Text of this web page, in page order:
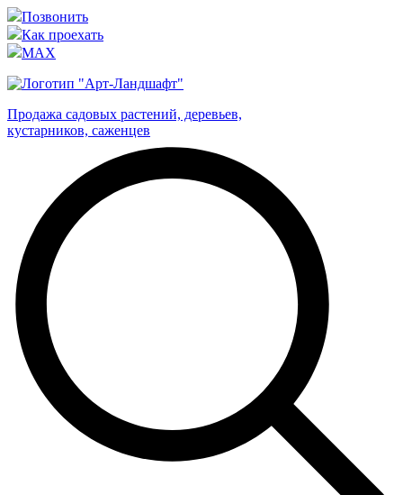
Позвонить
Как проехать
MAX
Продажа садовых растений, деревьев,
кустарников, саженцев